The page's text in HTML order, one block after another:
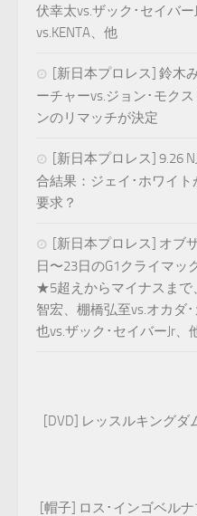
伏幸太vs.ザック･セイバー
vs.KENTA、他
[新日本プロレス] 鈴木
ーチャーvs.ジョン･モク
ンのリマッチが決定
[新日本プロレス] 9.26
合結果：ジェイ･ホワイ
要求？
[新日本プロレス] オブ
日〜23日のG1クライマッ
★5超えからマイナスまで
智宏、棚橋弘至vs.オカダ
也vs.ザック･セイバーJr、
[DVD] レッスルキングダ
[帽子] ロス･インゴベル